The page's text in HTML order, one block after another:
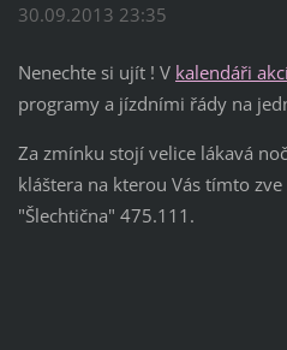
30.09.2013 23:35
Nenechte si ujít ! V kalendáři
programy a jízdními řády na
Za zmínku stojí velice lákavá
kláštera na kterou Vás tímto zve
"Šlechtična" 475.111.